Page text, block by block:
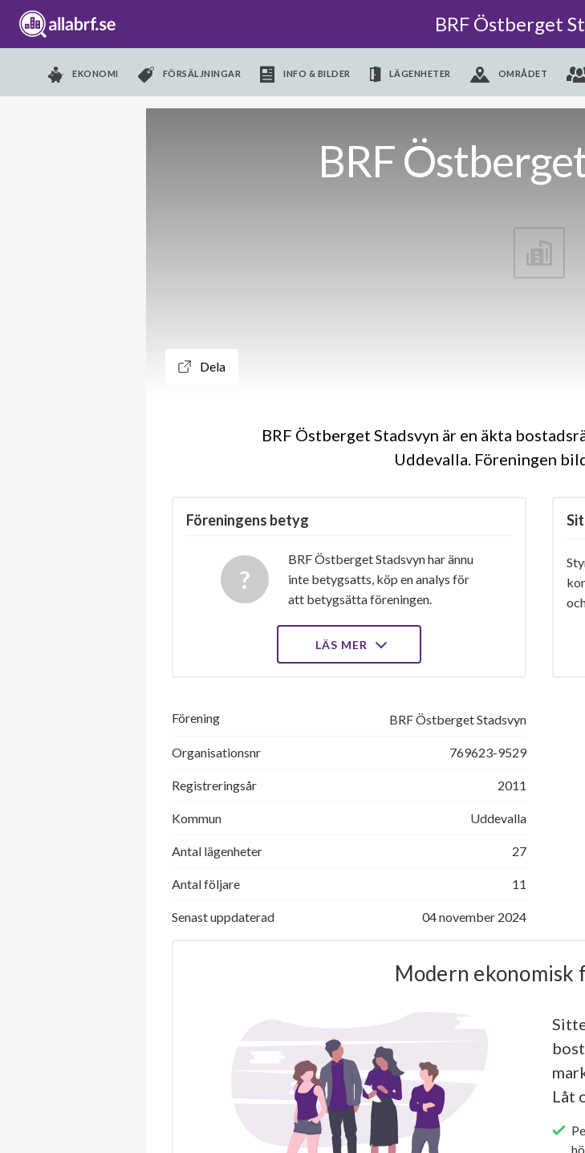
BRF Östberget
EKONOMI FÖRSÄLJNINGAR INFO & BILDER LÄGENHETER OMRÅDET
BRF
Dela
BRF Östberget Stadsvyn är en äkta
Uddevalla. Föreningen
Föreningens betyg
BRF Östberget Stadsvyn har ännu
inte betygsatts, köp en analys för
att betygsätta föreningen.
LÄS MER
Förening BRF Östberget Stadsvyn
Organisationsnr 769623-9529
Registreringsår 2011
Kommun Uddevalla
Antal lägenheter 27
Antal följare 11
Senast uppdaterad 04 november 2024
Modern ekonomisk
Låt